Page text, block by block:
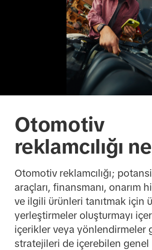
Otomotiv
reklamcılığı
Otomotiv reklamcılığı;
araçları, finansmanı, onarım
ve ilgili ürünleri tanıtmak için
yerleştirmeler oluşturmayı
içerikler veya yönlendirmeler
stratejileri de içerebilen genel